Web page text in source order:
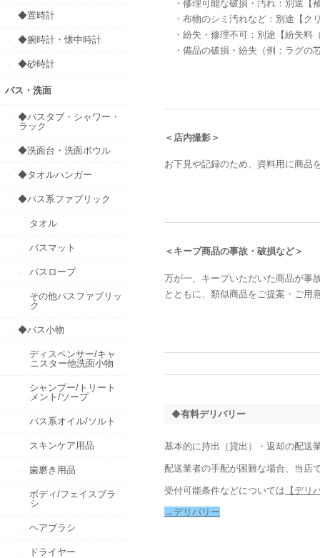
・修理可能な破損・汚れ：別途【
・布物のシミ汚れなど：別途【ク
・紛失・修理不可：別途【紛失料
・備品の破損・紛失（例：ラグの
＜店内撮影＞
お下見や記録のため、資料用に商品
＜キープ商品の事故・破損など＞
万が一、キープいただいた商品が事
とともに、類似商品をご提案・ご用
◆有料デリバリー
基本的に持出（貸出）・返却の配送
配送業者の手配が困難な場合、当店
受付可能条件などについては 【デリ
→デリバリー
◆置時計
◆腕時計・懐中時計
◆砂時計
バス・洗面
◆バスタブ・シャワー・
ラック
◆洗面台・洗面ボウル
◆タオルハンガー
◆バス系ファブリック
タオル
バスマット
バスローブ
その他バスファブリッ
ク
◆バス小物
ディスペンサー/キャ
ニスター他洗面小物
シャンプー/トリート
メント/ソープ
バス系オイル/ソルト
スキンケア用品
歯磨き用品
ボディ/フェイスブラ
シ
ヘアブラシ
ドライヤー